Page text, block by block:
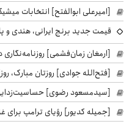
[امیرعلی ابوالفتح] انتخابات
قیمت جدید برنج ایرانی، هندی
[ارمغان زمان‌فشمی] روزنامه‌نگاری
[فتح‌الله جوادی] روزتان مبارک،
[سیدمسعود رضوی]
[جمیله کدیور] رؤیای ترامپ برای